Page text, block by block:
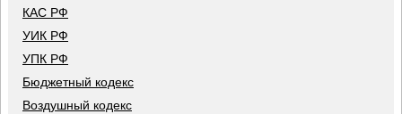
КАС РФ
УИК РФ
УПК РФ
Бюджетный кодекс
Воздушный кодекс